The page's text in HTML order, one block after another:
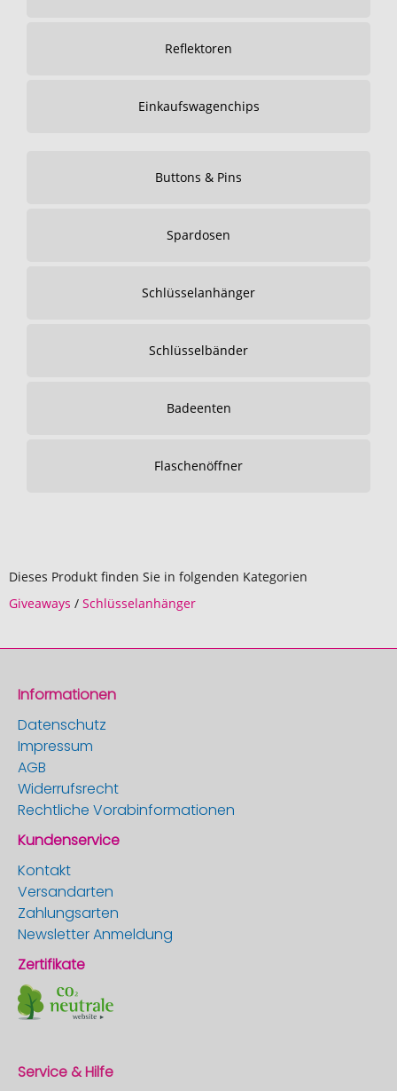
Reflektoren
Einkaufswagenchips
Buttons & Pins
Spardosen
Schlüsselanhänger
Schlüsselbänder
Badeenten
Flaschenöffner
Dieses Produkt finden Sie in folgenden Kategorien
Giveaways / Schlüsselanhänger
Informationen
Datenschutz
Impressum
AGB
Widerrufsrecht
Rechtliche Vorabinformationen
Kundenservice
Kontakt
Versandarten
Zahlungsarten
Newsletter Anmeldung
Zertifikate
Service & Hilfe